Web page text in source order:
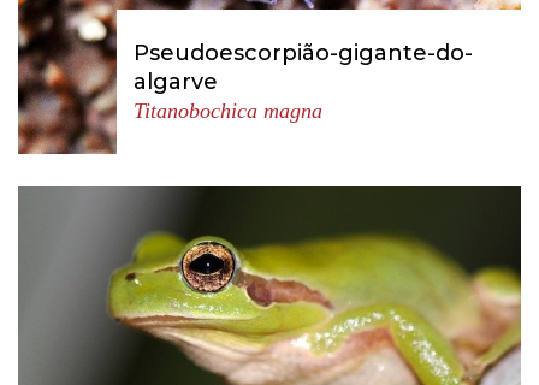
Pseudoescorpião-gigante-do-
algarve
Titanobochica magna